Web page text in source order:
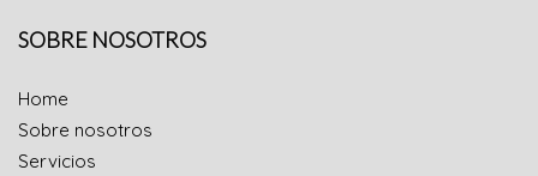
SOBRE NOSOTROS
Home
Sobre nosotros
Servicios